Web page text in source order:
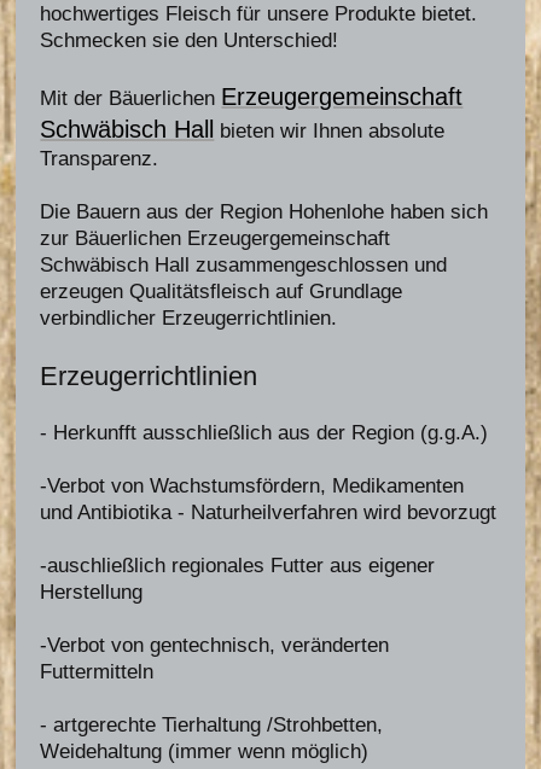
hochwertiges Fleisch für unsere Produkte bietet.
Schmecken sie den Unterschied!
Mit der Bäuerlichen Erzeugergemeinschaft
Schwäbisch Hall
bieten wir Ihnen absolute
Transparenz.
Die Bauern aus der Region Hohenlohe haben sich
zur Bäuerlichen Erzeugergemeinschaft
Schwäbisch Hall zusammengeschlossen und
erzeugen Qualitätsfleisch auf Grundlage
verbindlicher Erzeugerrichtlinien.
Erzeugerrichtlinien
- Herkunfft ausschließlich aus der Region (g.g.A.)
-Verbot von Wachstumsfördern, Medikamenten
und Antibiotika - Naturheilverfahren wird bevorzugt
-auschließlich regionales Futter aus eigener
Herstellung
-Verbot von gentechnisch, veränderten
Futtermitteln
- artgerechte Tierhaltung /Strohbetten,
Weidehaltung (immer wenn möglich)